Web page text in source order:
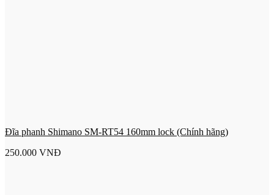
Đĩa phanh Shimano SM-RT54 160mm lock (Chính hãng)
250.000 VNĐ